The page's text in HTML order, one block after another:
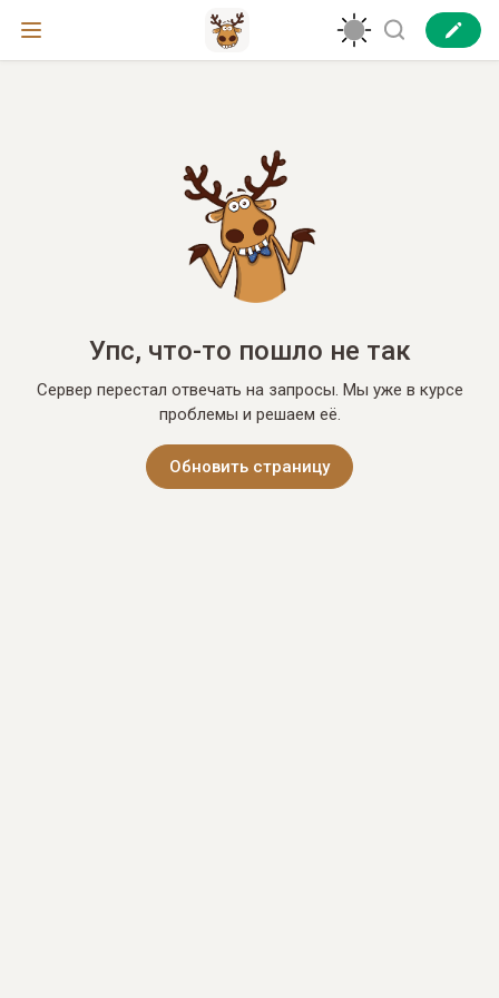
Упс, что-то пошло не так
Сервер перестал отвечать на запросы. Мы уже в курсе
проблемы и решаем её.
Обновить страницу